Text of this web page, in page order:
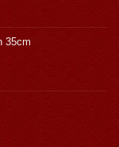
35cm